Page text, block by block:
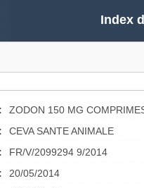
Index
ZODON 150 MG
CEVA SANTE ANIMALE
FR/V/2099294 9/2014
20/05/2014